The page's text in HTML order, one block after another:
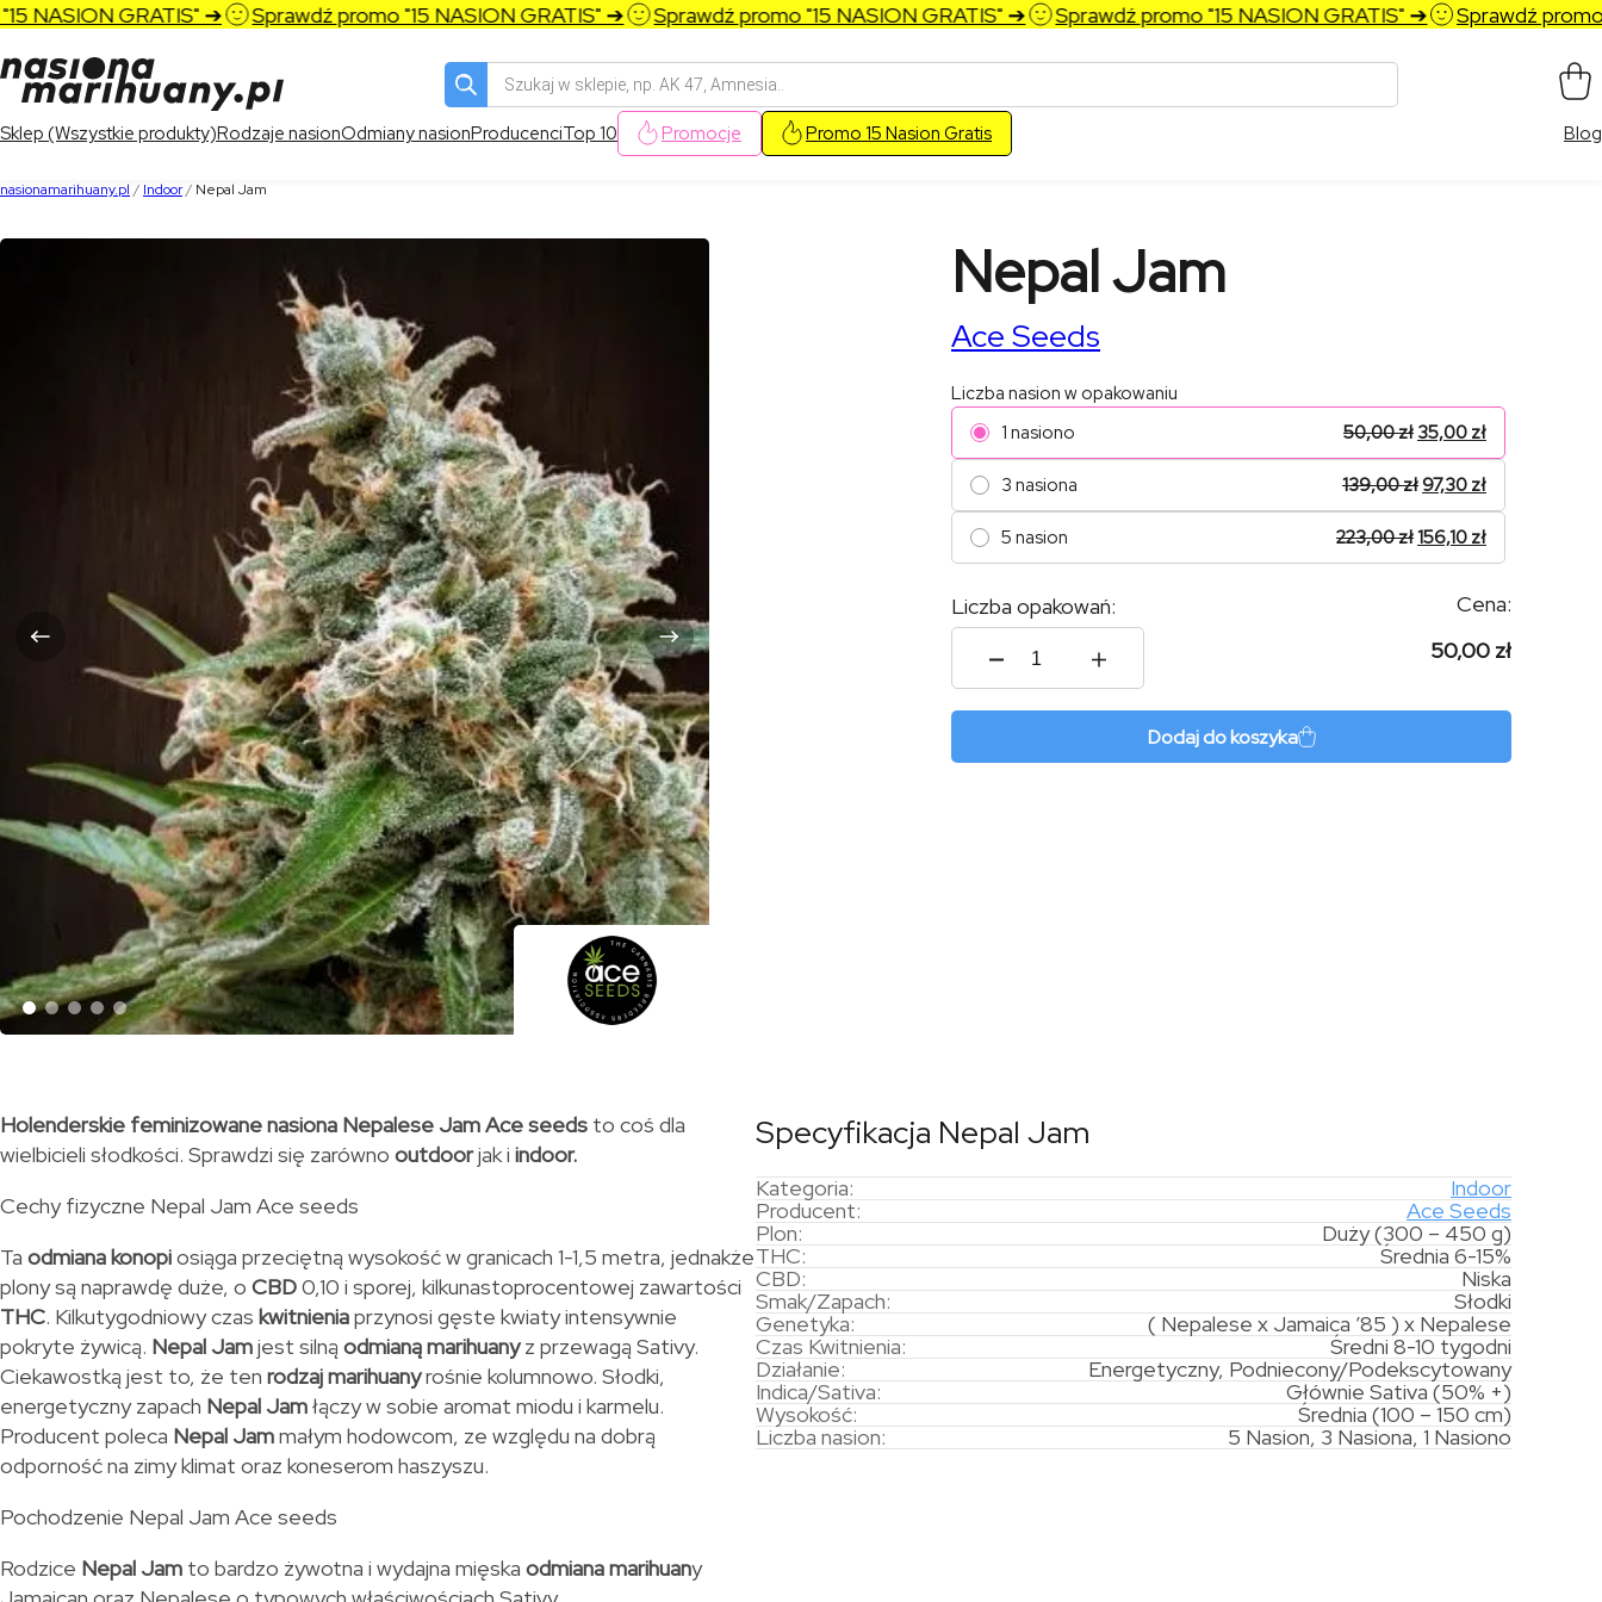
GRATIS" ➔ Sprawdź promo "15 NASION GRATIS" ➔ Sprawdź promo "15 NASION GRATIS" ➔ Sprawdź promo "15 NASION GRATIS" ➔ Sprawdź promo
Wyszukiwarka
produktów
Sklep (Wszystkie produkty)Rodzaje nasionOdmiany nasionProducenciTop 10 Promocje Promo 15 Nasion Gratis Blog
nasionamarihuany.pl / Indoor/ Nepal Jam
Nepal Jam
Ace Seeds
Liczba nasion w opakowaniu
1 nasiono
50,00zł 35,00 zł
3 nasiona 139,00zł97,30 zł
5 nasion 223,00zł156,10 zł
Liczba opakowań:
ilość
Nepal
Jam
Cena:
50,00 zł
Dodaj do koszyka
Specyfikacja Nepal Jam
Kategoria:
Indoor
Producent:
Ace Seeds
Plon:
Duży (300 – 450 g)
THC:
Średnia 6-15%
CBD:
Niska
Smak/Zapach:
Słodki
Genetyka:
( Nepalese x Jamaica ’85 ) x Nepalese
Czas Kwitnienia:
Średni 8-10 tygodni
Działanie:
Energetyczny, Podniecony/Podekscytowany
Indica/Sativa:
Głównie Sativa (50% +)
Wysokość:
Średnia (100 – 150 cm)
Liczba nasion:
5 Nasion, 3 Nasiona, 1 Nasiono
Holenderskie feminizowane nasiona Nepalese Jam Ace seeds to coś dla
wielbicieli słodkości. Sprawdzi się zarówno outdoorjak i indoor.
Cechy fizyczne Nepal Jam Ace seeds
Ta odmiana konopiosiąga przeciętną wysokość w granicach 1-1,5 metra, jednakże
plony są naprawdę duże, o CBD0,10 i sporej, kilkunastoprocentowej zawartości
THC. Kilkutygodniowy czas kwitnieniaprzynosi gęste kwiaty intensywnie
pokryte żywicą. Nepal Jamjest silną odmianą marihuanyz przewagą Sativy.
Ciekawostką jest to, że ten rodzaj marihuanyrośnie kolumnowo. Słodki,
energetyczny zapach Nepal Jamłączy w sobie aromat miodu i karmelu.
Producent poleca Nepal Jammałym hodowcom, ze względu na dobrą
odporność na zimy klimat oraz koneserom haszyszu.
Pochodzenie Nepal Jam Ace seeds
Rodzice Nepal Jam to bardzo żywotna i wydajna mięska odmiana marihuany